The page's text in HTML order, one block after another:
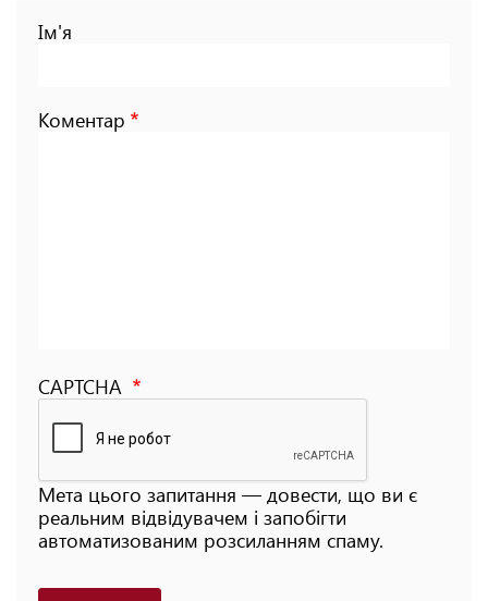
Ім'я
Коментар
CAPTCHA
Мета цього запитання — довести, що ви є
реальним відвідувачем і запобігти
автоматизованим розсиланням спаму.